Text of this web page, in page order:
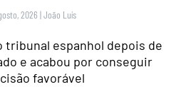
2026 |João Luís
tribunal espanhol depois de
e acabou por conseguir
favorável